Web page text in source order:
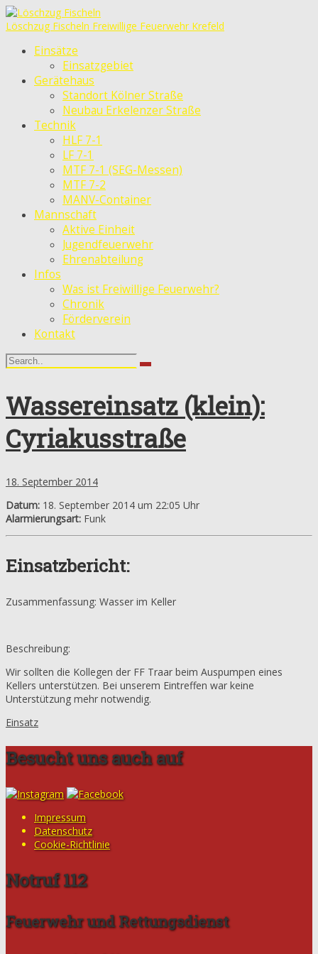
Löschzug Fischeln Freiwillige Feuerwehr Krefeld
Einsätze
Einsatzgebiet
Gerätehaus
Standort Kölner Straße
Neubau Erkelenzer Straße
Technik
HLF 7-1
LF 7-1
MTF 7-1 (SEG-Messen)
MTF 7-2
MANV-Container
Mannschaft
Aktive Einheit
Jugendfeuerwehr
Ehrenabteilung
Infos
Was ist Freiwillige Feuerwehr?
Chronik
Förderverein
Kontakt
Wassereinsatz (klein):
Cyriakusstraße
18. September 2014
Datum: 18. September 2014 um 22:05 Uhr
Alarmierungsart: Funk
Einsatzbericht:
Zusammenfassung: Wasser im Keller
Beschreibung:
Wir sollten die Kollegen der FF Traar beim Auspumpen eines
Kellers unterstützen. Bei unserem Eintreffen war keine
Unterstützung mehr notwendig.
Einsatz
Besucht uns auch auf
Impressum
Datenschutz
Cookie-Richtlinie
Notruf 112
Feuerwehr und Rettungsdienst